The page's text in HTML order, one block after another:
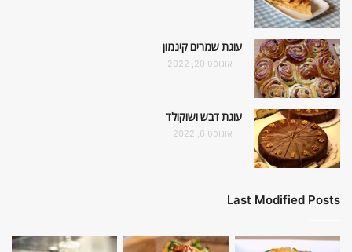
עוגת שמרים קינמון
אוגוסט 20, 2022
עוגת דבש ושוקולד
אוגוסט 6, 2022
Last Modified Posts